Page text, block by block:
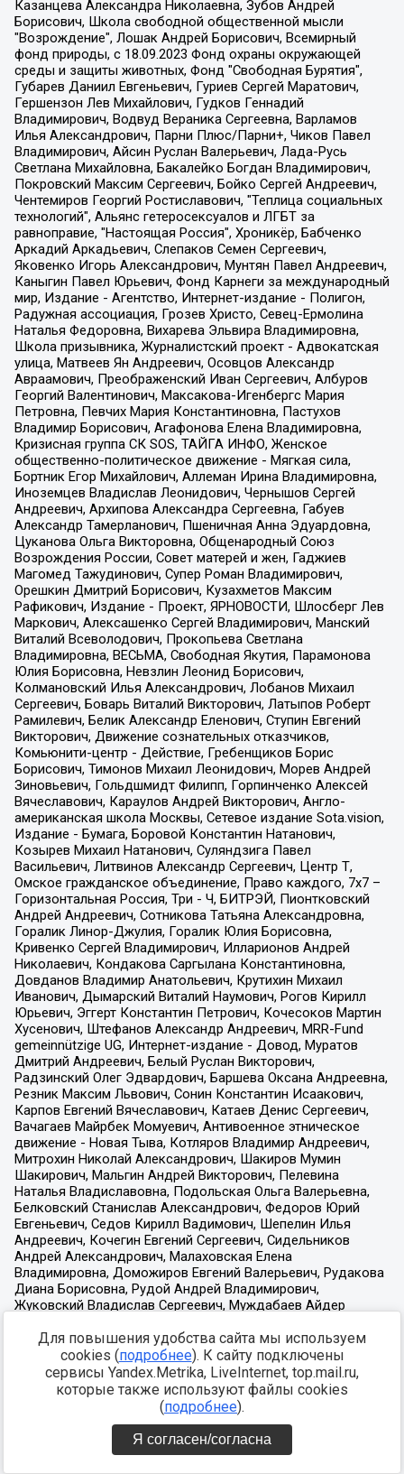
Для повышения удобства сайта мы используем
cookies (подробнее). К сайту подключены
сервисы Yandex.Metrika, LiveInternet, top.mail.ru,
которые также используют файлы cookies
(подробнее).
Я согласен/согласна